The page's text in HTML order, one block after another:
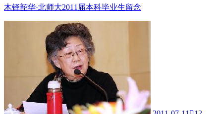
木铎韶华·北师大2011届本科毕业生留念